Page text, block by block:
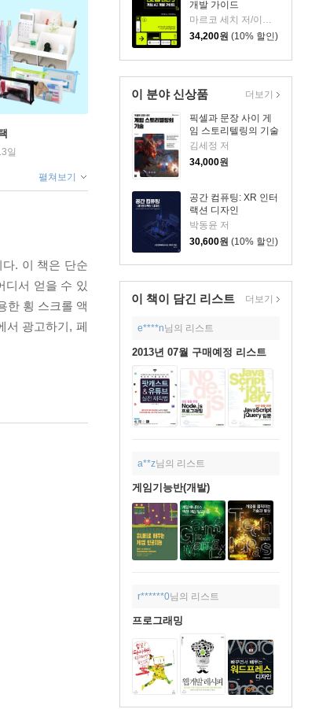
개발 가이드
마르코 세치 저/이지성,송정은 역
34,200원 (10% 할인)
이 분야 신상품
픽셀과 문장 사이 게
임 스토리텔링의 기술
김세정 저
34,000원
공간 컴퓨팅: XR 인터
랙션 디자인
박동윤 저
30,600원 (10% 할인)
더보기
이 책이 담긴 리스트 더보기
e****n님의 리스트
2013년 07월 구매예정 리스트
a**z님의 리스트
게임기능반(개발)
r******0님의 리스트
프로그래밍
일
펼쳐보기
. 이 책은 단순
디서 얻을 수 있
한 횡 스크롤 액
서 광고하기, 페